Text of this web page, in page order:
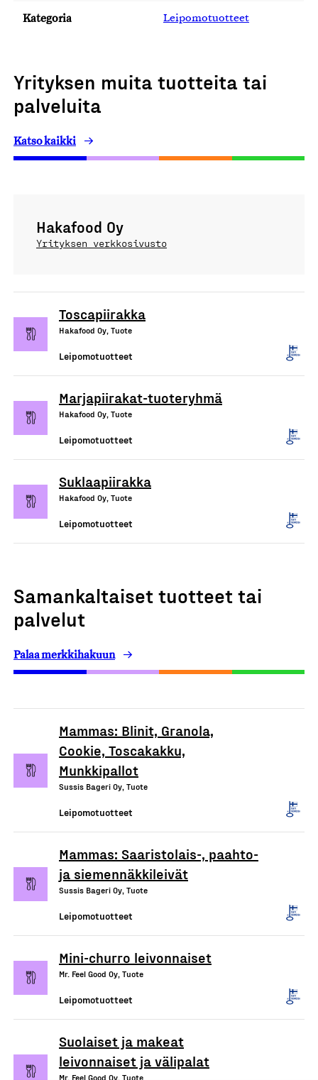
Kategoria Leipomotuotteet
Yrityksen muita tuotteita tai
palveluita
Katso kaikki
Hakafood Oy
Yrityksen verkkosivusto
Toscapiirakka
Hakafood Oy, Tuote
Leipomotuotteet
Marjapiirakat-tuoteryhmä
Hakafood Oy, Tuote
Leipomotuotteet
Suklaapiirakka
Hakafood Oy, Tuote
Leipomotuotteet
Samankaltaiset tuotteet tai
palvelut
Palaa merkkihakuun
Mammas: Blinit, Granola,
Cookie, Toscakakku,
Munkkipallot
Sussis Bageri Oy, Tuote
Leipomotuotteet
Mammas: Saaristolais-, paahto-
ja siemennäkkileivät
Sussis Bageri Oy, Tuote
Leipomotuotteet
Mini-churro leivonnaiset
Mr. Feel Good Oy, Tuote
Leipomotuotteet
Suolaiset ja makeat
leivonnaiset ja välipalat
Mr. Feel Good Oy, Tuote